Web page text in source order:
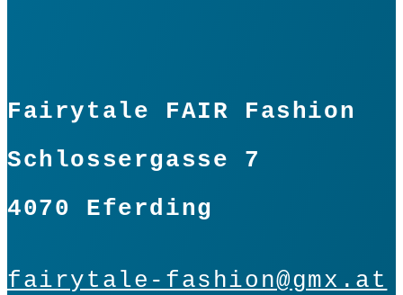
Fairytale FAIR Fashion
Schlossergasse 7
4070 Eferding
fairytale-fashion@gmx.at